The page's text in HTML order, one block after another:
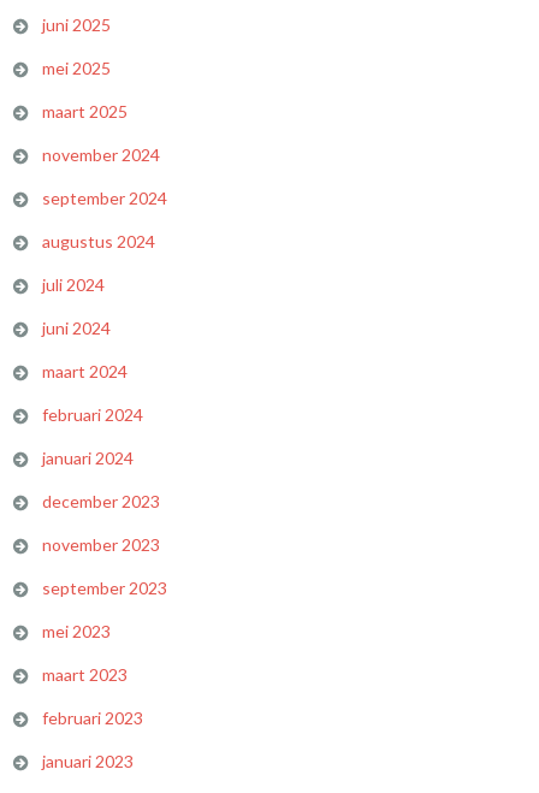
juni 2025
mei 2025
maart 2025
november 2024
september 2024
augustus 2024
juli 2024
juni 2024
maart 2024
februari 2024
januari 2024
december 2023
november 2023
september 2023
mei 2023
maart 2023
februari 2023
januari 2023